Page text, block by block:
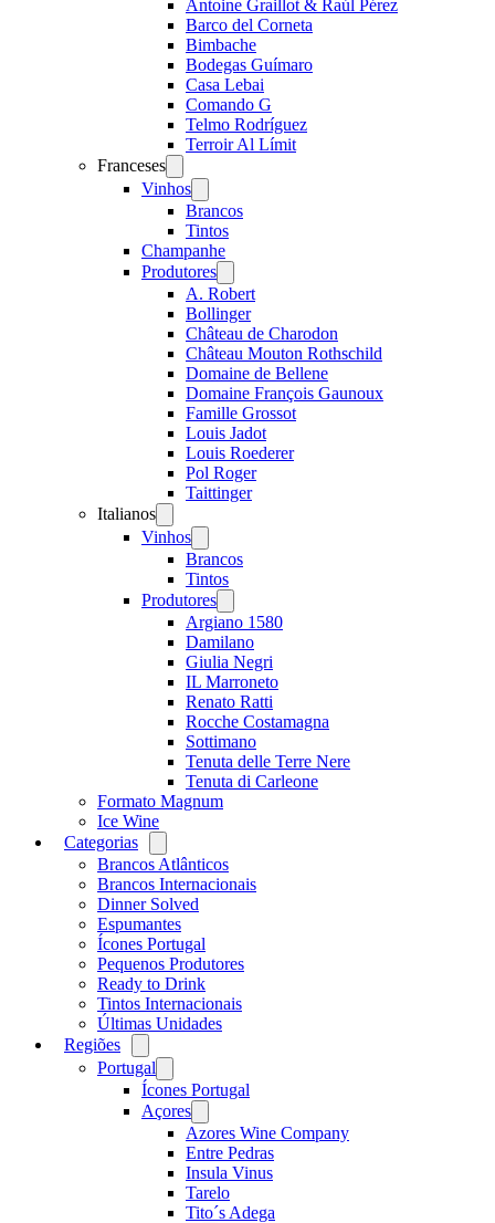
Antoine Graillot & Raúl Pérez
Barco del Corneta
Bimbache
Bodegas Guímaro
Casa Lebai
Comando G
Telmo Rodríguez
Terroir Al Límit
Franceses
menu
Vinhos
menu
Brancos
Tintos
Champanhe
Produtores
menu
A. Robert
Bollinger
Château de Charodon
Château Mouton Rothschild
Domaine de Bellene
Domaine François Gaunoux
Famille Grossot
Louis Jadot
Louis Roederer
Pol Roger
Taittinger
Italianos
menu
Vinhos
menu
Brancos
Tintos
Produtores
menu
Argiano 1580
Damilano
Giulia Negri
IL Marroneto
Renato Ratti
Rocche Costamagna
Sottimano
Tenuta delle Terre Nere
Tenuta di Carleone
Formato Magnum
Ice Wine
Categorias
menu
Brancos Atlânticos
Brancos Internacionais
Dinner Solved
Espumantes
Ícones Portugal
Pequenos Produtores
Ready to Drink
Tintos Internacionais
Últimas Unidades
Regiões
menu
Portugal
menu
Ícones Portugal
Açores
menu
Azores Wine Company
Entre Pedras
Insula Vinus
Tarelo
Tito´s Adega